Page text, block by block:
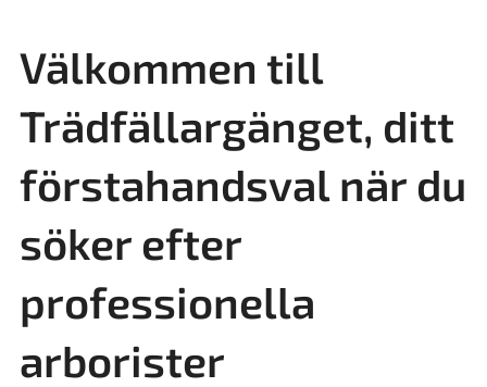
Välkommen till
Trädfällargänget, ditt
förstahandsval när du
söker efter
professionella
arborister